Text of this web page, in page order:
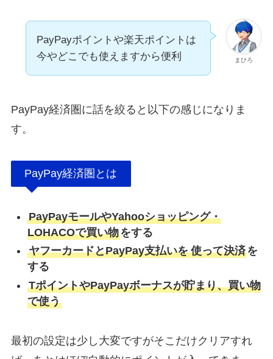
まひろ
PayPayポイントや楽天ポイントは
今やどこでも使えますから便利
PayPay経済圏に話を絞ると以下の感じになりま
す。
PayPay経済圏とは
PayPayモールやYahooショッピング・
LOHACOで買い物をする
ヤフーカードとPayPay支払いを 使って決済を
する
TポイントやPayPayボーナスが貯まり、買い物
で使う
最初の設定は少し大変ですがそこだけクリアすれ